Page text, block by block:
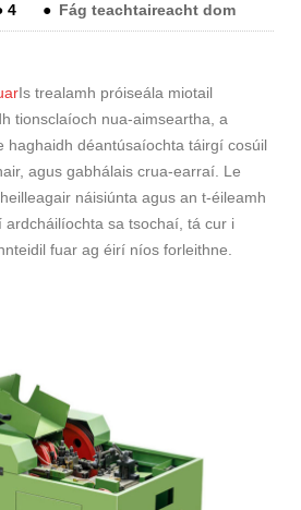
4 ● Fág teachtaireacht dom
Is trealamh próiseála miotail
tionsclaíoch nua-aimseartha, a
haghaidh déantúsaíochta táirgí cosúil
agus gabhálais crua-earraí. Le
náisiúnta agus an t-éileamh
sa tsochaí, tá cur i
fuar ag éirí níos forleithne.